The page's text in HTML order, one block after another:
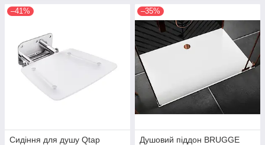
–41%
Сидіння для душу Qtap
–35%
Душовий піддон BRUGGE